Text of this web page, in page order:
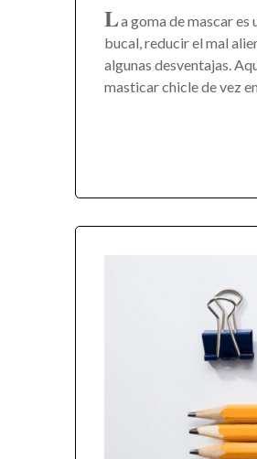
La goma de mascar
bucal, reducir el mal
algunas desventajas.
masticar chicle de vez